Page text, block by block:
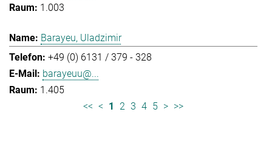
1.003
Barayeu, Uladzimir
+49 (0) 6131 / 379 - 328
barayeuu@...
1.405
<< < 1 2 3 4 5 > >>